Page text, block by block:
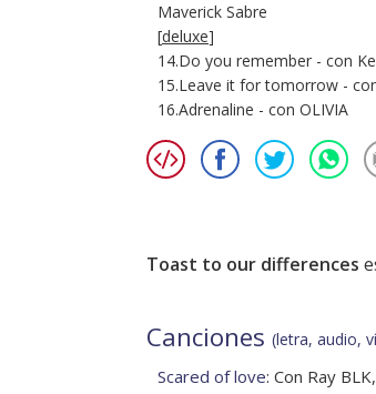
Maverick Sabre
[deluxe]
14.Do you remember - con
15.Leave it for tomorrow -
16.Adrenaline - con OLIVIA
Toast to our differences
Canciones (letra, audio,
Scared of love: Con Ray